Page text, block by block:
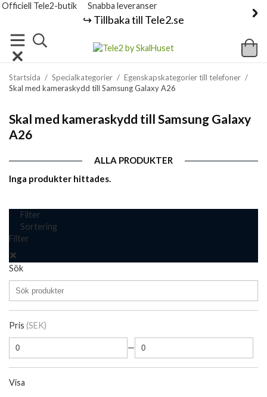
Officiell Tele2-butik Snabba leveranser
↪️ Tillbaka till Tele2.se
Startsida / Specialkategorier / Egenskapskategorier till telefoner /
Skal med kameraskydd till Samsung Galaxy A26
Skal med kameraskydd till Samsung Galaxy
A26
ALLA PRODUKTER
Inga produkter hittades.
Filter
Sortering
Filter
Sök
Pris (SEK)
—
Visa